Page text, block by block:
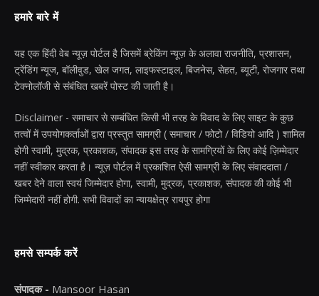
हमारे बारे में
यह एक हिंदी वेब न्यूज़ पोर्टल है जिसमें ब्रेकिंग न्यूज़ के अलावा राजनीति, प्रशासन,
ट्रेंडिंग न्यूज, बॉलीवुड, खेल जगत, लाइफस्टाइल, बिजनेस, सेहत, ब्यूटी, रोजगार तथा
टेक्नोलॉजी से संबंधित खबरें पोस्ट की जाती है।
Disclaimer - समाचार से सम्बंधित किसी भी तरह के विवाद के लिए साइट के कुछ
तत्वों में उपयोगकर्ताओं द्वारा प्रस्तुत सामग्री ( समाचार / फोटो / विडियो आदि ) शामिल
होगी स्वामी, मुद्रक, प्रकाशक, संपादक इस तरह के सामग्रियों के लिए कोई ज़िम्मेदार
नहीं स्वीकार करता है। न्यूज़ पोर्टल में प्रकाशित ऐसी सामग्री के लिए संवाददाता /
खबर देने वाला स्वयं जिम्मेदार होगा, स्वामी, मुद्रक, प्रकाशक, संपादक की कोई भी
जिम्मेदारी नहीं होगी. सभी विवादों का न्यायक्षेत्र रायपुर होगा
हमसे सम्पर्क करें
संपादक - Mansoor Hasan